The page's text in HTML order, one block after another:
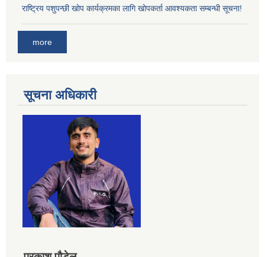
राष्ट्रिय पशुपन्छी खोप कार्यक्रमका लागि खोपकर्ता आवश्यकता सम्बन्धी सूचना!
more
सूचना अधिकारी